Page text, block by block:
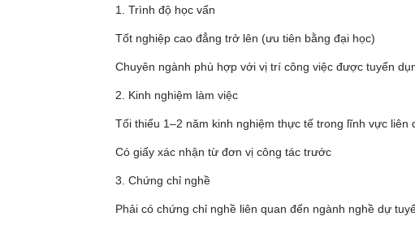
1. Trình độ học vấn
Tốt nghiệp cao đẳng trở lên (ưu tiên bằng đại học)
Chuyên ngành phù hợp với vị trí công việc được tuyển
2. Kinh nghiệm làm việc
Tối thiểu 1–2 năm kinh nghiệm thực tế trong lĩnh vực liên
Có giấy xác nhận từ đơn vị công tác trước
3. Chứng chỉ nghề
Phải có chứng chỉ nghề liên quan đến ngành nghề dự